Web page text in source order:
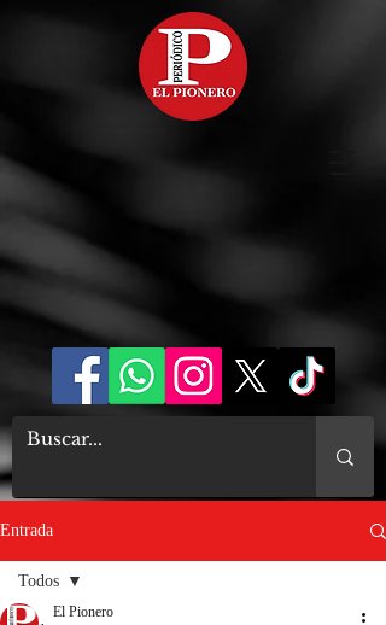
Entrada
Todos
El Pionero